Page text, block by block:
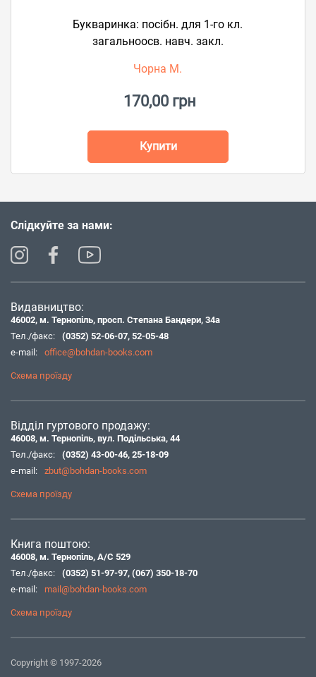
Букваринка: посібн. для 1-го кл.
загальноосв. навч. закл.
Чорна М.
170,00 грн
Купити
Слідкуйте за нами:
Видавництво:
46002, м. Тернопіль, просп. Степана Бандери, 34а
Тел./факс:
(0352) 52-06-07, 52-05-48
e-mail:
office@bohdan-books.com
Схема проїзду
Відділ гуртового продажу:
46008, м. Тернопіль, вул. Подільська, 44
Тел./факс:
(0352) 43-00-46, 25-18-09
e-mail:
zbut@bohdan-books.com
Схема проїзду
Книга поштою:
46008, м. Тернопіль, А/С 529
Тел./факс:
(0352) 51-97-97, (067) 350-18-70
e-mail:
mail@bohdan-books.com
Схема проїзду
Copyright © 1997-2026